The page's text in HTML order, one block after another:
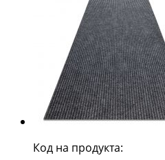
Код на продукта: